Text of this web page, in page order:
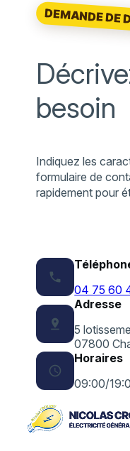
DEMANDE DE
besoin
Indiquez les
formulaire de
rapidement pour
phone
04 75 60
pin_drop
Adresse
5
07800
schedule
Horaires
09:00/